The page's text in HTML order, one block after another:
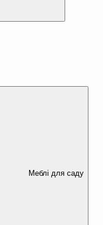
Меблі для саду